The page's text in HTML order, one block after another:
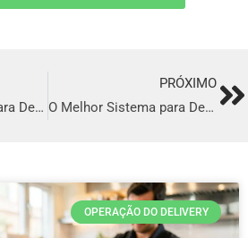
O Melhor Sistema para Delivery em Itapecerica da Serra
PRÓXIMO
O Melhor Sistema para Delivery em Jequié
OPERAÇÃO DO DELIVERY